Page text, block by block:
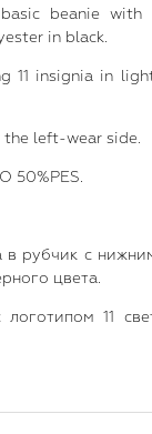
basic beanie
in black.
11 insignia in
the left-wear side.
50%PES.
в рубчик с
цвета.
11